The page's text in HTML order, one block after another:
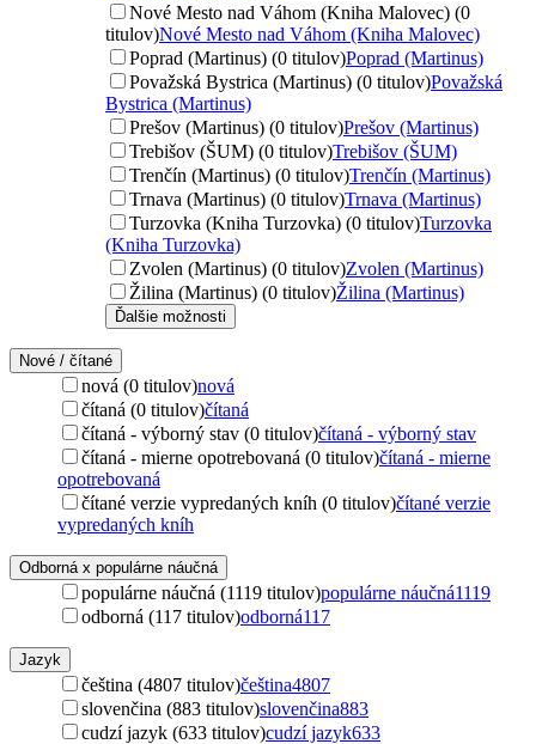
Nové Mesto nad Váhom (Kniha Malovec) (0
titulov)Nové Mesto nad Váhom (Kniha Malovec)
Poprad (Martinus) (0 titulov)Poprad (Martinus)
Považská Bystrica (Martinus) (0 titulov)Považská
Bystrica (Martinus)
Prešov (Martinus) (0 titulov)Prešov (Martinus)
Trebišov (ŠUM) (0 titulov)Trebišov (ŠUM)
Trenčín (Martinus) (0 titulov)Trenčín (Martinus)
Trnava (Martinus) (0 titulov)Trnava (Martinus)
Turzovka (Kniha Turzovka) (0 titulov)Turzovka
(Kniha Turzovka)
Zvolen (Martinus) (0 titulov)Zvolen (Martinus)
Žilina (Martinus) (0 titulov)Žilina (Martinus)
Ďalšie možnosti
Nové / čítané
nová (0 titulov)nová
čítaná (0 titulov)čítaná
čítaná - výborný stav (0 titulov)čítaná - výborný stav
čítaná - mierne opotrebovaná (0 titulov)čítaná - mierne
opotrebovaná
čítané verzie vypredaných kníh (0 titulov)čítané verzie
vypredaných kníh
Odborná x populárne náučná
populárne náučná (1119 titulov)populárne náučná1119
odborná (117 titulov)odborná117
Jazyk
čeština (4807 titulov)čeština4807
slovenčina (883 titulov)slovenčina883
cudzí jazyk (633 titulov)cudzí jazyk633